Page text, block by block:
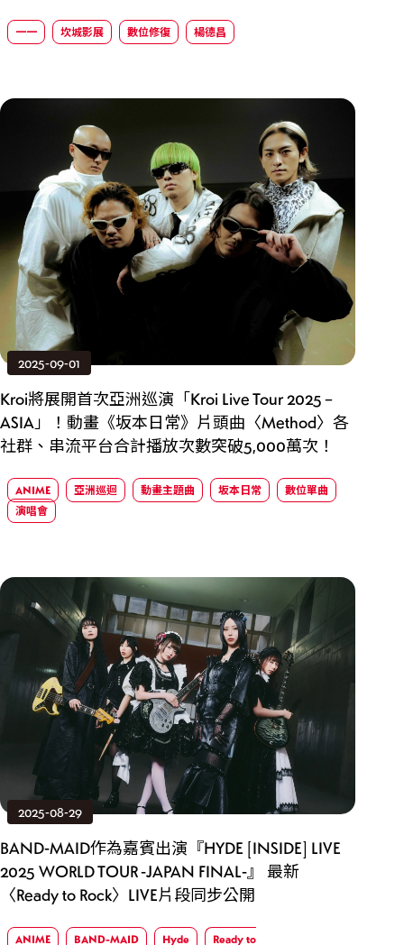
一一 坎城影展 數位修復 楊德昌
2025-09-01
Kroi將展開首次亞洲巡演「Kroi Live Tour 2025 –
ASIA」！動畫《坂本日常》片頭曲〈Method〉各
社群、串流平台合計播放次數突破5,000萬次！
ANIME 亞洲巡迴 動畫主題曲 坂本日常
數位單曲
演唱會
2025-08-29
BAND-MAID作為嘉賓出演『HYDE [INSIDE] LIVE
2025 WORLD TOUR -JAPAN FINAL-』 最新
〈Ready to Rock〉LIVE片段同步公開
ANIME BAND-MAID Hyde Ready to